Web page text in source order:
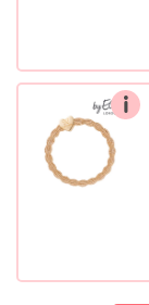
i